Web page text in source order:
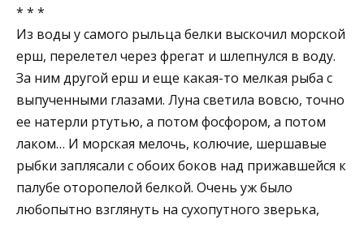
* * *
Из воды у самого рыльца белки выскочил морской
ерш, перелетел через фрегат и шлепнулся в воду.
За ним другой ерш и еще какая-то мелкая рыба с
выпученными глазами. Луна светила вовсю, точно
ее натерли ртутью, а потом фосфором, а потом
лаком… И морская мелочь, колючие, шершавые
рыбки заплясали с обоих боков над прижавшейся к
палубе оторопелой белкой. Очень уж было
любопытно взглянуть на сухопутного зверька,